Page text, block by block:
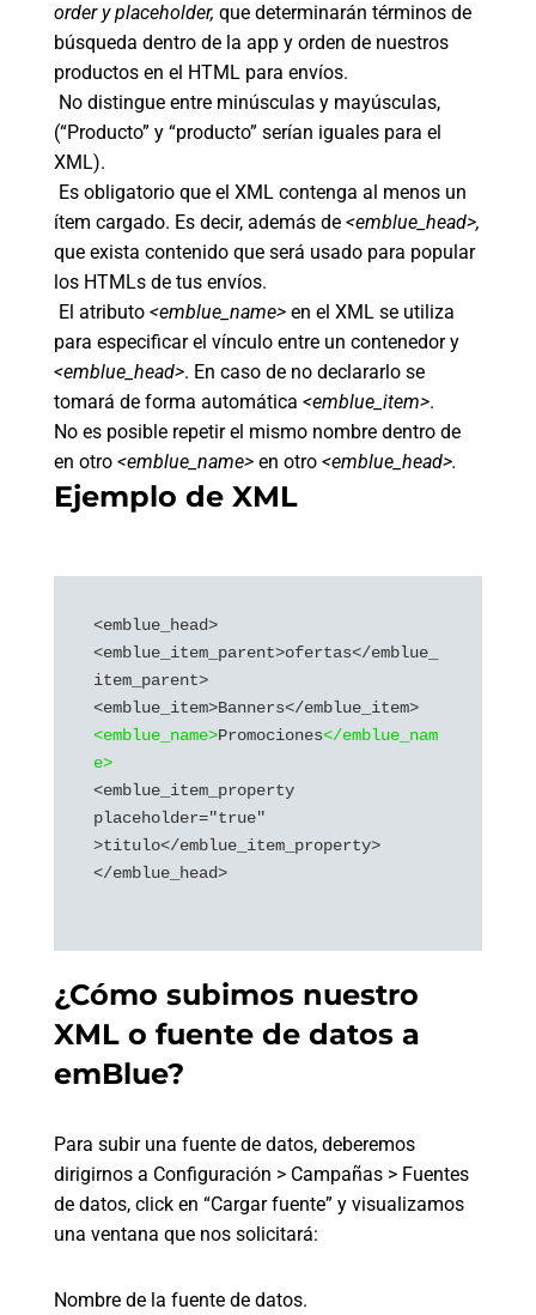
order y placeholder, que determinarán términos de
búsqueda dentro de la app y orden de nuestros
productos en el HTML para envíos.
No distingue entre minúsculas y mayúsculas,
(“Producto” y “producto” serían iguales para el
XML).
Es obligatorio que el XML contenga al menos un
ítem cargado. Es decir, además de <emblue_head>,
que exista contenido que será usado para popular
los HTMLs de tus envíos.
El atributo <emblue_name> en el XML se utiliza
para especificar el vínculo entre un contenedor y
<emblue_head>. En caso de no declararlo se
tomará de forma automática <emblue_item>.
No es posible repetir el mismo nombre dentro de
en otro <emblue_name> en otro <emblue_head>.
Ejemplo de XML
<emblue_head>
<emblue_item_parent>ofertas</emblue_
item_parent>
<emblue_name>Promociones</emblue_nam
e>
<emblue_item_property
placeholder="true"
>titulo</emblue_item_property>
</emblue_head>
¿Cómo subimos nuestro
XML o fuente de datos a
emBlue?
Para subir una fuente de datos, deberemos
dirigirnos a Configuración > Campañas > Fuentes
de datos, click en “Cargar fuente” y visualizamos
una ventana que nos solicitará:
Nombre de la fuente de datos.